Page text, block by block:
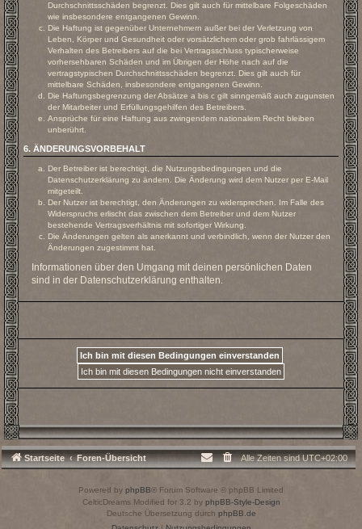
Durchschnittsschäden begrenzt. Dies gilt auch für mittelbare Folgeschäden
wie insbesondere entgangenen Gewinn.
Die Haftung ist gegenüber Unternehmern außer bei der Verletzung von
Leben, Körper und Gesundheit oder vorsätzlichem oder grob fahrlässigem
Verhalten des Betreibers auf die bei Vertragsschluss typischerweise
vorhersehbaren Schäden und im Übrigen der Höhe nach auf die
vertragstypischen Durchschnittsschäden begrenzt. Dies gilt auch für
mittelbare Schäden, insbesondere entgangenen Gewinn.
Die Haftungsbegrenzung der Absätze a bis c gilt sinngemäß auch zugunsten
der Mitarbeiter und Erfüllungsgehilfen des Betreibers.
Ansprüche für eine Haftung aus zwingendem nationalem Recht bleiben
unberührt.
6. ÄNDERUNGSVORBEHALT
Der Betreiber ist berechtigt, die Nutzungsbedingungen und die
Datenschutzerklärung zu ändern. Die Änderung wird dem Nutzer per E-Mail
mitgeteilt.
Der Nutzer ist berechtigt, den Änderungen zu widersprechen. Im Falle des
Widerspruchs erlischt das zwischen dem Betreiber und dem Nutzer
bestehende Vertragsverhältnis mit sofortiger Wirkung.
Die Änderungen gelten als anerkannt und verbindlich, wenn der Nutzer den
Änderungen zugestimmt hat.
Informationen über den Umgang mit deinen persönlichen Daten
sind in der Datenschutzerklärung enthalten.
Startseite Foren-Übersicht Alle Zeiten sindUTC+02:00
Powered by phpBB® Forum Software © phpBB Limited
CelticDreams Modified for 3.2 by phpBB-Style-Design
Deutsche Übersetzung durch phpBB.de